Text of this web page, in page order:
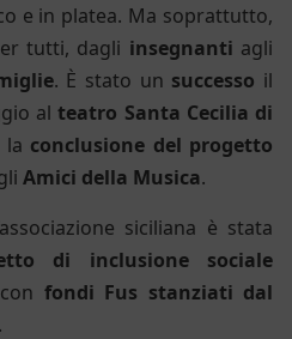
e in platea. Ma soprattutto,
tutti, dagli insegnanti agli
. È stato un successo il
alteatro Santa Cecilia di
la conclusione del progetto
Amici della Musica.
ssociazione siciliana è stata
di inclusione sociale
con fondi Fus stanziati dal
.